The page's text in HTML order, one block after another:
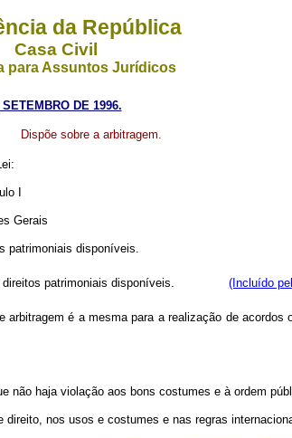
da República
Casa Civil
para Assuntos Jurídicos
DE 1996.
Dispõe sobre a arbitragem.
I
Gerais
patrimoniais disponíveis.
patrimoniais disponíveis. (Incluído
é a mesma para a realização de acordos
não haja violação aos bons costumes e à ordem
nos usos e costumes e nas regras